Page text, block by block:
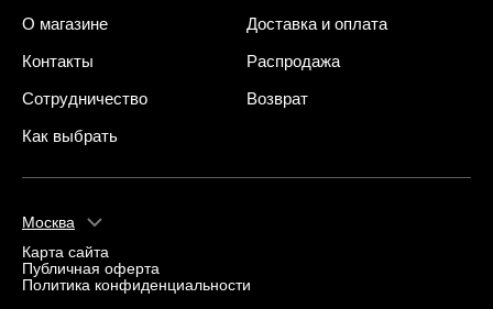
О магазине
Доставка и оплата
Контакты
Распродажа
Сотрудничество
Возврат
Как выбрать
Москва
Карта сайта
Публичная оферта
Политика конфиденциальности